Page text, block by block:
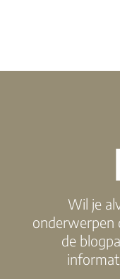
Wil je
onderwerpen
de